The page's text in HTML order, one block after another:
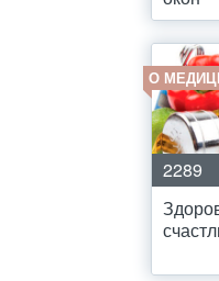
О
2289